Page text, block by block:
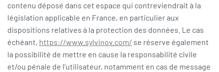
contenu déposé dans cet espace qui contreviendrait à la
législation applicable en France, en particulier aux
dispositions relatives à la protection des données. Le cas
échéant, https://www.sylvinov.com/ se réserve également
la possibilité de mettre en cause la responsabilité civile
et/ou pénale de l’utilisateur, notamment en cas de message